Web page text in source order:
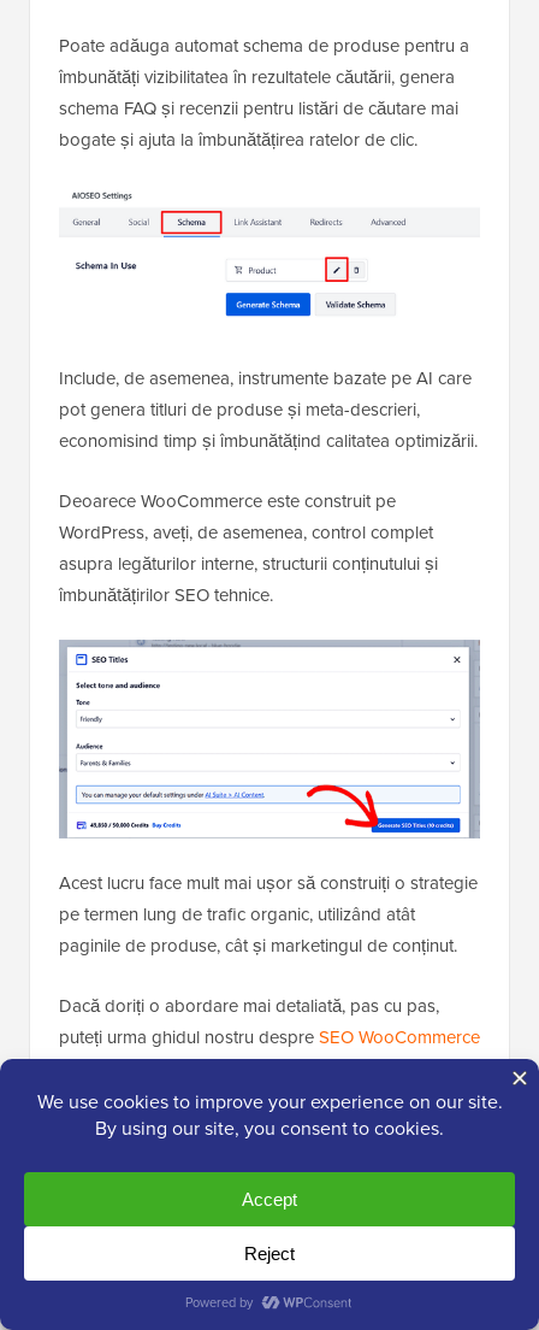
Poate adăuga automat schema de produse pentru a
îmbunătăți vizibilitatea în rezultatele căutării, genera
schema FAQ și recenzii pentru listări de căutare mai
bogate și ajuta la îmbunătățirea ratelor de clic.
Include, de asemenea, instrumente bazate pe AI care
pot genera titluri de produse și meta-descrieri,
economisind timp și îmbunătățind calitatea optimizării.
Deoarece WooCommerce este construit pe
WordPress, aveți, de asemenea, control complet
asupra legăturilor interne, structurii conținutului și
îmbunătățirilor SEO tehnice.
Acest lucru face mult mai ușor să construiți o strategie
pe termen lung de trafic organic, utilizând atât
paginile de produse, cât și marketingul de conținut.
Dacă doriți o abordare mai detaliată, pas cu pas,
puteți urma ghidul nostru despreSEO WooCommerce
Câștigător: WooCommerce
Securitate: Shopify vs. WooCommerce
Securitatea este unul dintre cei mai importanți factori
atunci când gestionați un magazin online, deoarece
manipulați informații sensibile ale clienților, cum ar fi